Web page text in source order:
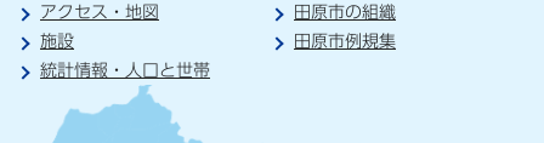
アクセス・地図
田原市の組織
施設
田原市例規集
統計情報・人口と世帯